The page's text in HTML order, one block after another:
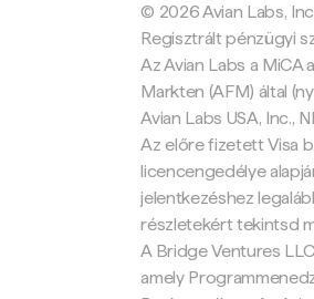
© 2026 Avian Labs, Inc
Regisztrált pénzügyi
Az Avian Labs a
Markten (AFM) által
Avian Labs USA, Inc.,
Az előre fizetett Visa
licencengedélye
jelentkezéshez
részletekért tekintsd
A Bridge Ventures
amely